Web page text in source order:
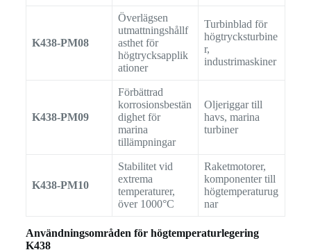
K438-PM08
Överlägsen
utmattningshållf
asthet för
högtrycksapplik
ationer
Turbinblad för
högtrycksturbine
r,
industrimaskiner
K438-PM09
Förbättrad
korrosionsbestän
dighet för
marina
tillämpningar
Oljeriggar till
havs, marina
turbiner
K438-PM10
Stabilitet vid
extrema
temperaturer,
över 1000°C
Raketmotorer,
komponenter till
högtemperaturug
nar
Användningsområden för högtemperaturlegering
K438